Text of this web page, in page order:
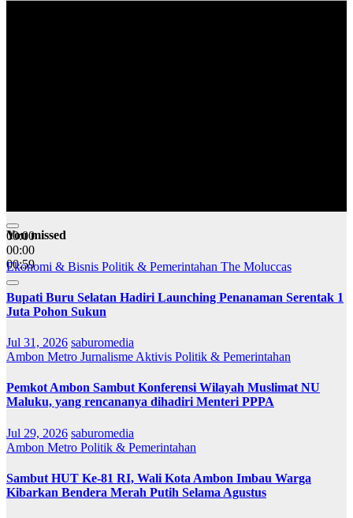
00:00
00:00
00:59
You missed
Ekonomi & Bisnis Politik & Pemerintahan The Moluccas
Bupati Buru Selatan Hadiri Launching Penanaman Serentak 1
Juta Pohon Sukun
Jul 31, 2026 saburomedia
Ambon Metro Jurnalisme Aktivis Politik & Pemerintahan
Pemkot Ambon Sambut Konferensi Wilayah Muslimat NU
Maluku, yang rencananya dihadiri Menteri PPPA
Jul 29, 2026 saburomedia
Ambon Metro Politik & Pemerintahan
Sambut HUT Ke-81 RI, Wali Kota Ambon Imbau Warga
Kibarkan Bendera Merah Putih Selama Agustus